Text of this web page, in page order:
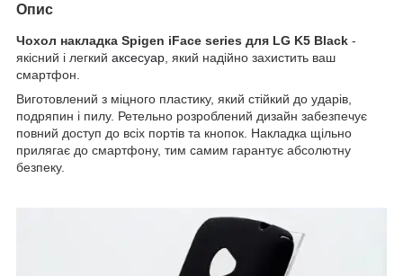
Опис
Чохол накладка Spigen iFace series для LG K5 Black -
якісний і легкий аксесуар , який надійно захистить ваш
смартфон.
Виготовлений з міцного пластику, який стійкий до ударів,
подряпин і пилу. Ретельно розроблений дизайн забезпечує
повний доступ до всіх портів та кнопок. Накладка щільно
прилягає до смартфону, тим самим гарантує абсолютну
безпеку.